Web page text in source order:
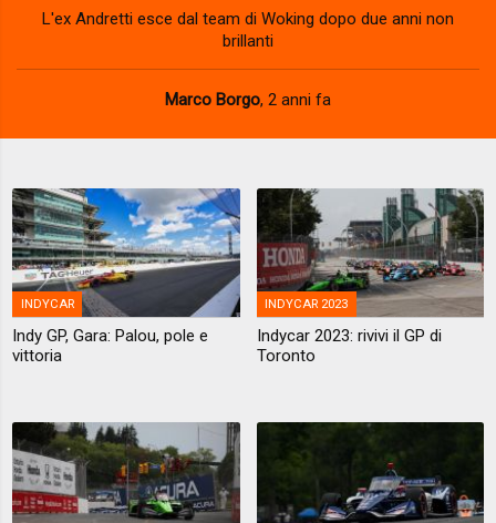
L'ex Andretti esce dal team di Woking dopo due anni non
brillanti
Marco Borgo, 2 anni fa
INDYCAR
Indy GP, Gara: Palou, pole e
vittoria
INDYCAR 2023
Indycar 2023: rivivi il GP di
Toronto